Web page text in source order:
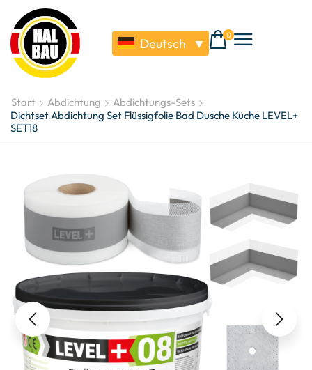
Deutsch ▼
0
Start Abdichtung
Abdichtungs-Sets
Dichtset Abdichtung Set Flüssigfolie Bad Dusche Küche LEVEL+
SET18